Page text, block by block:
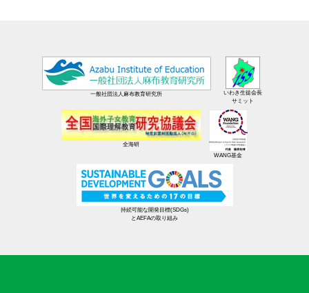
一般社団法人麻布教育研究所
いわき生徒会長
サミット
全海研
WANG基金
持続可能な開発目標(SDGs)
とAEFAの取り組み